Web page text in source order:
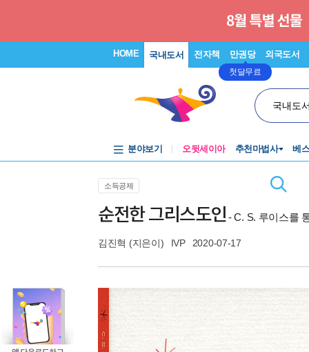
HOME 국내도서 전자책 만권당
첫달무료
외국도서
국내도
분야보기 오뒷세이아 추천마법사 베
소득공제
순전한 그리스도인- C. S. 루이스를
김진혁 (지은이) IVP 2020-07-17